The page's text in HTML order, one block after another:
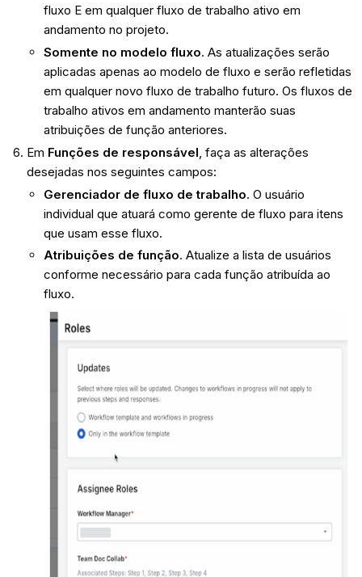
fluxo E em qualquer fluxo de trabalho ativo em
andamento no projeto.
Somente no modelo fluxo. As atualizações serão
aplicadas apenas ao modelo de fluxo e serão refletidas
em qualquer novo fluxo de trabalho futuro. Os fluxos de
trabalho ativos em andamento manterão suas
atribuições de função anteriores.
Em Funções de responsável, faça as alterações
desejadas nos seguintes campos:
Gerenciador de fluxo de trabalho. O usuário
individual que atuará como gerente de fluxo para itens
que usam esse fluxo.
Atribuições de função. Atualize a lista de usuários
conforme necessário para cada função atribuída ao
fluxo.